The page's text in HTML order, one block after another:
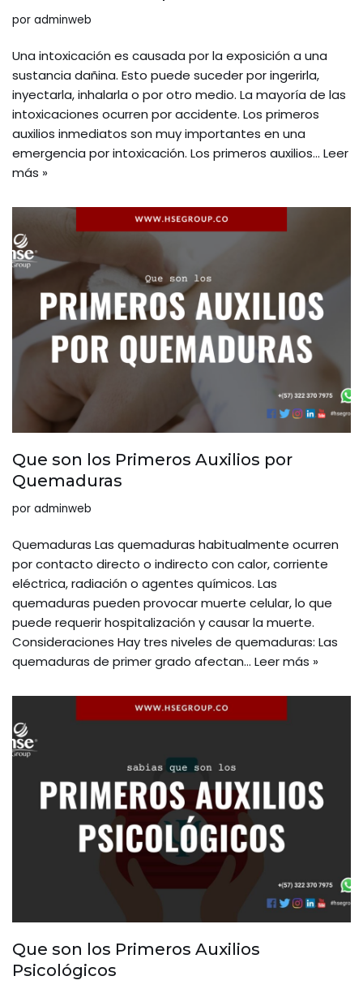
por adminweb
Una intoxicación es causada por la exposición a una
sustancia dañina. Esto puede suceder por ingerirla,
inyectarla, inhalarla o por otro medio. La mayoría de las
intoxicaciones ocurren por accidente. Los primeros
auxilios inmediatos son muy importantes en una
emergencia por intoxicación. Los primeros auxilios… Leer
más »
Que son los Primeros Auxilios por
Quemaduras
por adminweb
Quemaduras Las quemaduras habitualmente ocurren
por contacto directo o indirecto con calor, corriente
eléctrica, radiación o agentes químicos. Las
quemaduras pueden provocar muerte celular, lo que
puede requerir hospitalización y causar la muerte.
Consideraciones Hay tres niveles de quemaduras: Las
quemaduras de primer grado afectan… Leer más »
Que son los Primeros Auxilios
Psicológicos